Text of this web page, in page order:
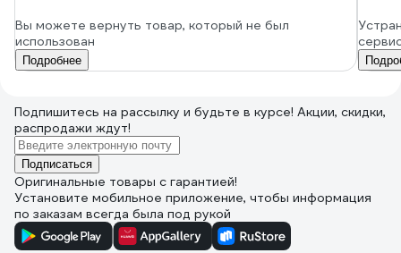
Вы можете вернуть товар, который не был
использован
Подробнее
Подпишитесь на рассылку и будьте в курсе! Акции, скидки,
распродажи ждут!
Подписаться
Оригинальные товары с гарантией!
Установите мобильное приложение, чтобы информация
по заказам всегда была под рукой